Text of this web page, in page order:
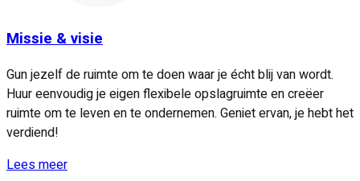
Missie & visie
Gun jezelf de ruimte om te doen waar je écht blij van wordt.
Huur eenvoudig je eigen flexibele opslagruimte en creëer
ruimte om te leven en te ondernemen. Geniet ervan, je hebt het
verdiend!
Lees meer